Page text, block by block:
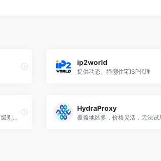
ip2world
提供动态、靜態住宅ISP代理
提供超过 40 百万个 IP 池，以国家和城市级别为目标，用于营销研究、社交媒体帐户管理和在线零售。
HydraProxy